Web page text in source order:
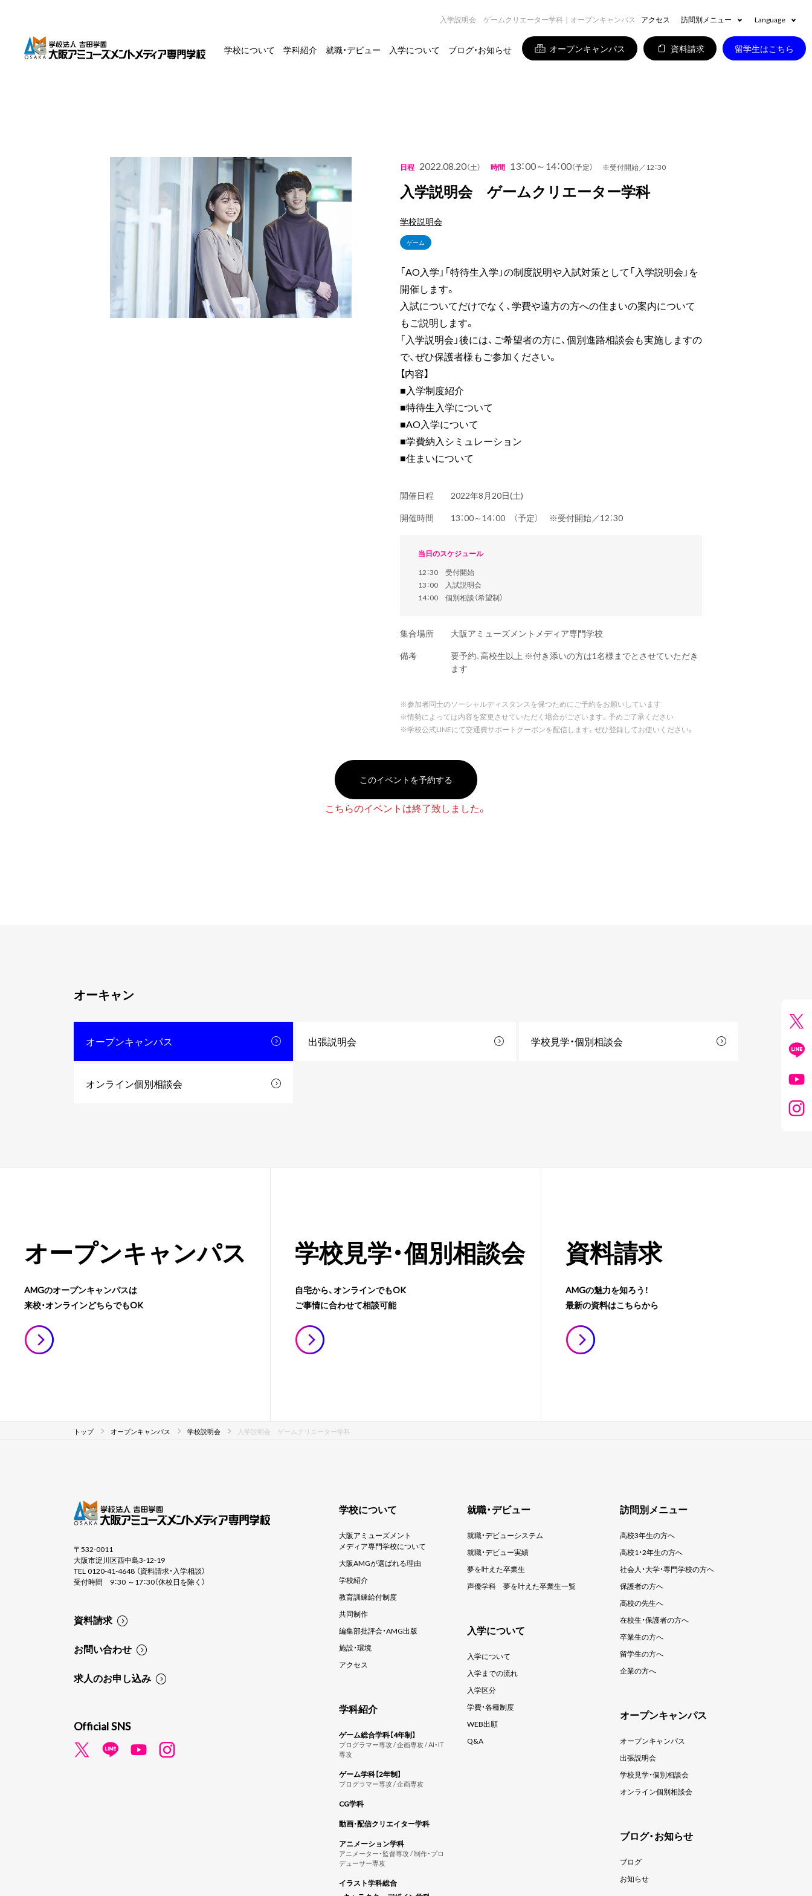
アクセス 訪問別メニュー Language
学校について 学科紹介 就職・デビュー 入学について ブログ・お知らせ オープンキャンパス 資料請求 留学生はこちら
入学説明会 ゲームクリエーター学科｜オープンキャンパス
日程 2022.08.20（土） 時間 13：00～14：00（予定） ※受付開始／12：30
入学説明会 ゲームクリエーター学科
学校説明会
ゲーム
「AO入学」「特待生入学」の制度説明や入試対策として「入学説明会」を
開催します。
入試についてだけでなく、学費や遠方の方への住まいの案内について
もご説明します。
「入学説明会」後には、ご希望者の方に、個別進路相談会も実施しますの
で、ぜひ保護者様もご参加ください。
【内容】
■入学制度紹介
■特待生入学について
■AO入学について
■学費納入シミュレーション
■住まいについて
開催日程
2022年8月20日(土)
開催時間
13：00～14：00 （予定） ※受付開始／12：30
当日のスケジュール
12：30 受付開始
13：00 入試説明会
14：00 個別相談（希望制）
集合場所
大阪アミューズメントメディア専門学校
備考
要予約、高校生以上 ※付き添いの方は1名様までとさせていただき
ます
※参加者同士のソーシャルディスタンスを保つためにご予約をお願いしています
※情勢によっては内容を変更させていただく場合がございます。予めご了承ください
※学校公式LINEにて交通費サポートクーポンを配信します。ぜひ登録してお使いください。
このイベントを予約する
こちらのイベントは終了致しました。
オーキャン
オープンキャンパス 出張説明会 学校見学・個別相談会
オンライン個別相談会
オープンキャンパス
AMGのオープンキャンパスは
来校・オンラインどちらでもOK
学校見学・個別相談会
自宅から、オンラインでもOK
ご事情に合わせて相談可能
資料請求
AMGの魅力を知ろう！
最新の資料はこちらから
トップ オープンキャンパス 学校説明会 入学説明会 ゲームクリエーター学科
学校について
大阪アミューズメント
メディア専門学校について
大阪AMGが選ばれる理由
学校紹介
教育訓練給付制度
共同制作
編集部批評会・AMG出版
施設・環境
アクセス
学科紹介
ゲーム総合学科【4年制】
プログラマー専攻 / 企画専攻 / AI・IT
専攻
ゲーム学科【2年制】
プログラマー専攻 / 企画専攻
CG学科
動画・配信クリエイター学科
アニメーション学科
アニメーター・監督専攻 / 制作・プロ
デューサー専攻
イラスト学科総合
就職・デビュー
就職・デビューシステム
就職・デビュー実績
夢を叶えた卒業生
声優学科 夢を叶えた卒業生一覧
入学について
入学について
入学までの流れ
入学区分
学費・各種制度
WEB出願
Q&A
訪問別メニュー
高校3年生の方へ
高校1・2年生の方へ
社会人・大学・専門学校の方へ
保護者の方へ
高校の先生へ
在校生・保護者の方へ
卒業生の方へ
留学生の方へ
企業の方へ
オープンキャンパス
オープンキャンパス
出張説明会
学校見学・個別相談会
オンライン個別相談会
ブログ・お知らせ
ブログ
お知らせ
〒532-0011
大阪市淀川区西中島3-12-19
TEL 0120-41-4648 （資料請求・入学相談）
受付時間 9：30 ～17：30（休校日を除く）
資料請求
お問い合わせ
求人のお申し込み
Official SNS